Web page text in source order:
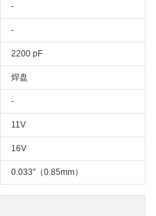
-
-
2200 pF
焊盘
-
11V
16V
0.033"（0.85mm）